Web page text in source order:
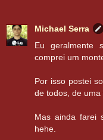
Michael Serra
Eu geralmente
comprei um
Por isso postei
de todos, de uma
Mas ainda farei
hehe.